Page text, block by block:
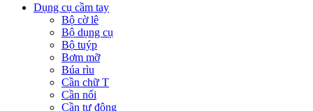
Dụng cụ cầm tay
Bộ cờ lê
Bộ dụng cụ
Bộ tuýp
Bơm mỡ
Búa rìu
Cần chữ T
Cần nối
Cần tự động